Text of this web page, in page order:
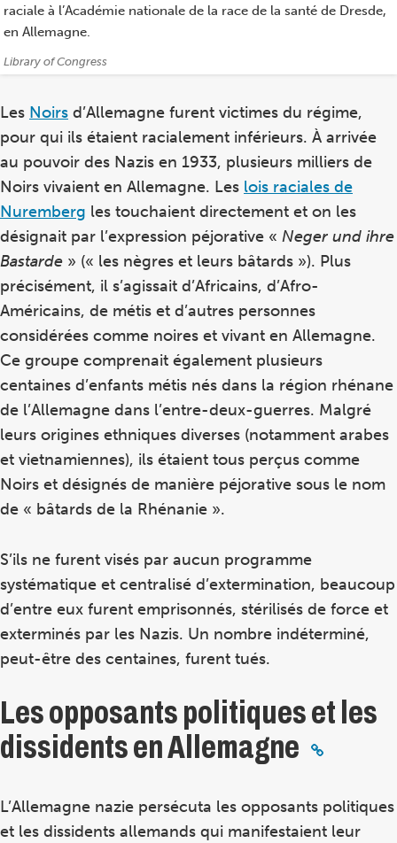
raciale à l’Académie nationale de la race de la santé de Dresde,
en Allemagne.
Crédits:
Library of Congress
Les Noirs d’Allemagne furent victimes du régime,
pour qui ils étaient racialement inférieurs. À arrivée
au pouvoir des Nazis en 1933, plusieurs milliers de
Noirs vivaient en Allemagne. Les lois raciales de
Nuremberg les touchaient directement et on les
désignait par l’expression péjorative « Neger und ihre
Bastarde » (« les nègres et leurs bâtards »). Plus
précisément, il s’agissait d’Africains, d’Afro-
Américains, de métis et d’autres personnes
considérées comme noires et vivant en Allemagne.
Ce groupe comprenait également plusieurs
centaines d’enfants métis nés dans la région rhénane
de l’Allemagne dans l’entre-deux-guerres. Malgré
leurs origines ethniques diverses (notamment arabes
et vietnamiennes), ils étaient tous perçus comme
Noirs et désignés de manière péjorative sous le nom
de « bâtards de la Rhénanie ».
S’ils ne furent visés par aucun programme
systématique et centralisé d’extermination, beaucoup
d’entre eux furent emprisonnés, stérilisés de force et
exterminés par les Nazis. Un nombre indéterminé,
peut-être des centaines, furent tués.
Les opposants politiques et les
dissidents en Allemagne
L’Allemagne nazie persécuta les opposants politiques
et les dissidents allemands qui manifestaient leur